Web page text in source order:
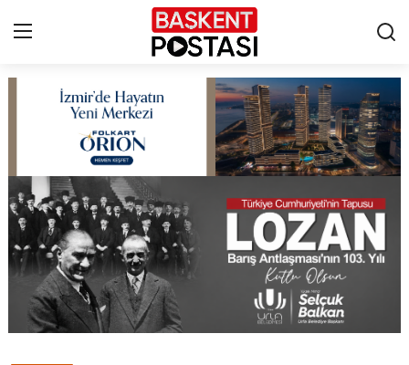
Çerez Politikası
Künye
Ankara
TBMM